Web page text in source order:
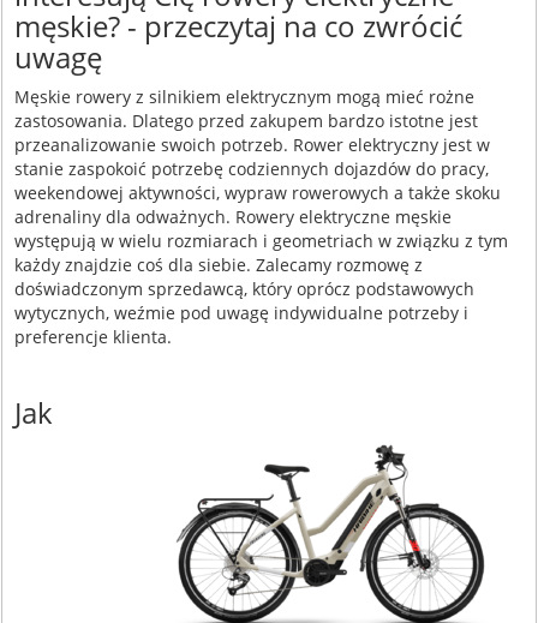
męskie? - przeczytaj na co zwrócić
uwagę
Męskie rowery z silnikiem elektrycznym mogą mieć rożne
zastosowania. Dlatego przed zakupem bardzo istotne jest
przeanalizowanie swoich potrzeb. Rower elektryczny jest w
stanie zaspokoić potrzebę codziennych dojazdów do pracy,
weekendowej aktywności, wypraw rowerowych a także skoku
adrenaliny dla odważnych. Rowery elektryczne męskie
występują w wielu rozmiarach i geometriach w związku z tym
każdy znajdzie coś dla siebie. Zalecamy rozmowę z
doświadczonym sprzedawcą, który oprócz podstawowych
wytycznych, weźmie pod uwagę indywidualne potrzeby i
preferencje klienta.
Jak